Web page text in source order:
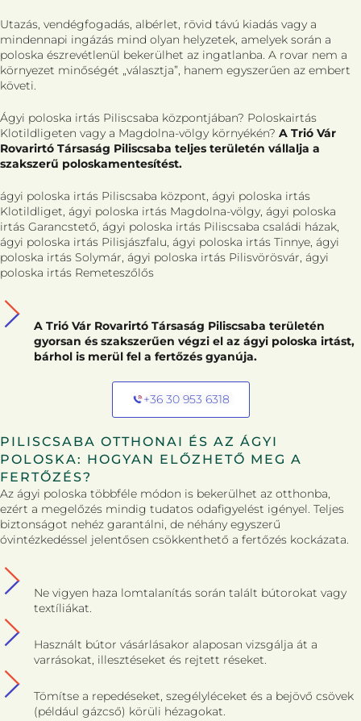
Utazás, vendégfogadás, albérlet, rövid távú kiadás vagy a
mindennapi ingázás mind olyan helyzetek, amelyek során a
poloska észrevétlenül bekerülhet az ingatlanba. A rovar nem a
környezet minőségét „választja”, hanem egyszerűen az embert
követi.
Ágyi poloska irtás Piliscsaba központjában? Poloskairtás
Klotildligeten vagy a Magdolna-völgy környékén? A Trió Vár
Rovarirtó Társaság Piliscsaba teljes területén vállalja a
szakszerű poloskamentesítést.
ágyi poloska irtás Piliscsaba központ, ágyi poloska irtás
Klotildliget, ágyi poloska irtás Magdolna-völgy, ágyi poloska
irtás Garancstető, ágyi poloska irtás Piliscsaba családi házak,
ágyi poloska irtás Pilisjászfalu, ágyi poloska irtás Tinnye, ágyi
poloska irtás Solymár, ágyi poloska irtás Pilisvörösvár, ágyi
poloska irtás Remeteszőlős
A Trió Vár Rovarirtó Társaság Piliscsaba területén
gyorsan és szakszerűen végzi el az ágyi poloska irtást,
bárhol is merül fel a fertőzés gyanúja.
+36 30 953 6318
PILISCSABA OTTHONAI ÉS AZ ÁGYI
POLOSKA: HOGYAN ELŐZHETŐ MEG A
FERTŐZÉS?
Az ágyi poloska többféle módon is bekerülhet az otthonba,
ezért a megelőzés mindig tudatos odafigyelést igényel. Teljes
biztonságot nehéz garantálni, de néhány egyszerű
óvintézkedéssel jelentősen csökkenthető a fertőzés kockázata.
Ne vigyen haza lomtalanítás során talált bútorokat vagy
textíliákat.
Használt bútor vásárlásakor alaposan vizsgálja át a
varrásokat, illesztéseket és rejtett réseket.
Tömítse a repedéseket, szegélyléceket és a bejövő csövek
(például gázcső) körüli hézagokat.